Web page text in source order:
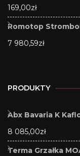
169,00zł
Romotop
7 980,59zł
PRODUKTY
Abx Bavaria K
8 085,00zł
Terma Grzałka